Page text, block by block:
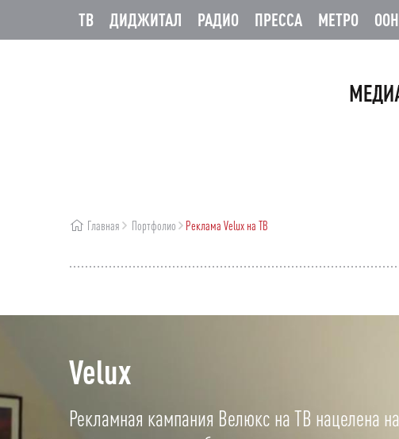
ТВ ДИДЖИТАЛ РАДИО ПРЕССА МЕТРО OOH
Главная Портфолио Реклама Velux на ТВ
Velux
Рекламная кампания Велюкс на ТВ нацелена на